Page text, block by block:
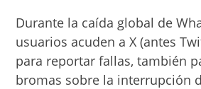
Durante la caída global de
usuarios acuden a X (antes
para reportar fallas, también
bromas sobre la interrupción